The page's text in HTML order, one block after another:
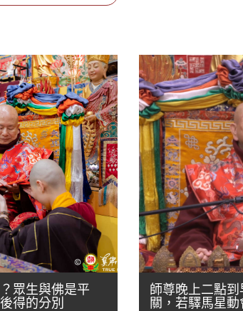
眾生與佛是平
得的分別
師尊晚上二點
關，若驛馬星